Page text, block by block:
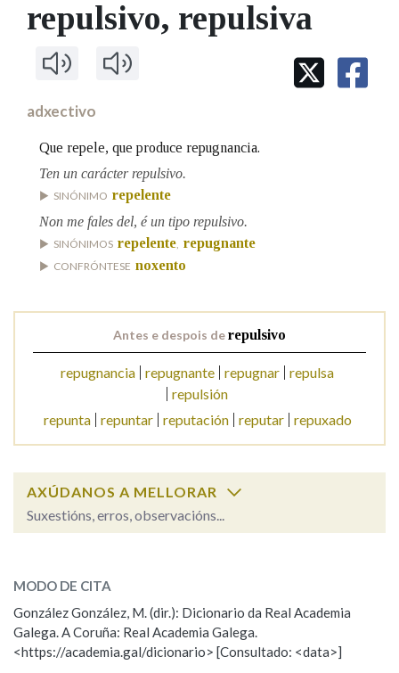
IDENTIDADE CORPORATIVA
MARCIAL DEL ADALID
CASA-MUSEO EMILIA PARDO
FIGURAS HOMENAXEADAS
Facebook
TwitterYoutubeInstagram
Bluesky
BUSCAR NOS LEMAS
Comeza por
Contén
BUSCAR NO CONTIDO
Nas definicións
Nos exemplos
Na fraseoloxía
OUTRAS OPCIÓNS DE BUSCA
Pertence a
repulsivo, repulsiva
adxectivo
Que repele, que produce repugnancia.
Ten un carácter repulsivo.
SINÓNIMO repelente
Non me fales del, é un tipo repulsivo.
SINÓNIMOS repelente repugnante
CONFRÓNTESE noxento
Antes e despois derepulsivo
repugnancia repugnante repugnar repulsa
repulsión
repunta
repuntar reputación reputar repuxado
AXÚDANOS A MELLORAR
Suxestións, erros, observacións...
ESCOLLE UNHA OPCIÓN:
Observación Hai un erro na palabra
Propoño mellorar a definición
MODO DE CITA
González González, M. (dir.): Dicionario da Real Academia
Galega. A Coruña: Real Academia Galega.
<https://academia.gal/dicionario> [Consultado: <data>]